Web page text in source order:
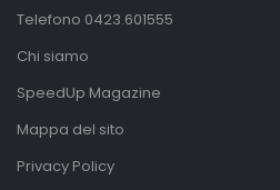
Telefono 0423.601555
Chi siamo
SpeedUp Magazine
Mappa del sito
Privacy Policy